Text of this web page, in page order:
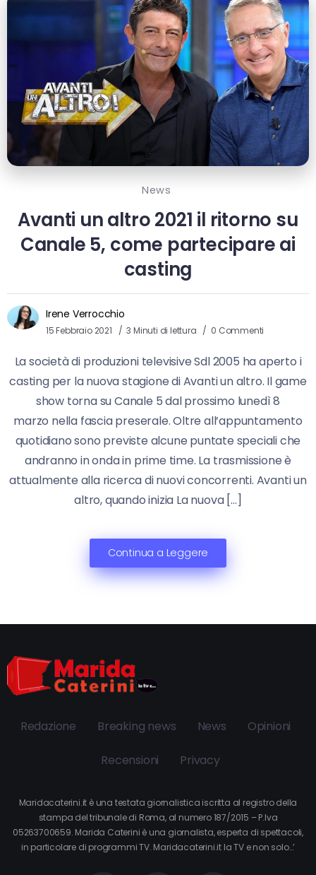
News
Avanti un altro 2021 il ritorno su
Canale 5, come partecipare ai
casting
Irene Verrocchio
15 Febbraio 2021 3 Minuti di lettura 0 Commenti
La società di produzioni televisive Sdl 2005 ha aperto i
casting per la nuova stagione di Avanti un altro. Il game
show torna su Canale 5 dal prossimo lunedì 8
marzo nella fascia preserale. Oltre all’appuntamento
quotidiano sono previste alcune puntate speciali che
andranno in onda in prime time. La trasmissione è
attualmente alla ricerca di nuovi concorrenti. Avanti un
altro, quando inizia La nuova […]
Continua a Leggere
Redazione Breaking news News Opinioni
Recensioni Privacy
Maridacaterini.it è una testata giornalistica iscritta al registro della
stampa del tribunale di Roma, al numero 187/2015 – P.Iva
05263700659. Marida Caterini è una giornalista, esperta di spettacoli,
in particolare di programmi TV. Maridacaterini.it la TV e non solo…’